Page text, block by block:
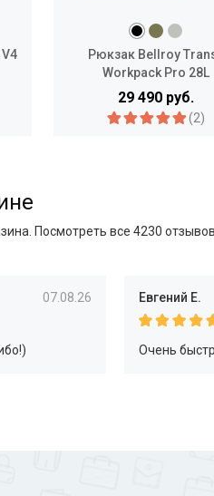
Рюкзак Bellroy
Workpack Pro 28L
29 490 руб.
(2)
Посмотреть все 4230 отзывов
07.08.26 Евгений Е.
Очень